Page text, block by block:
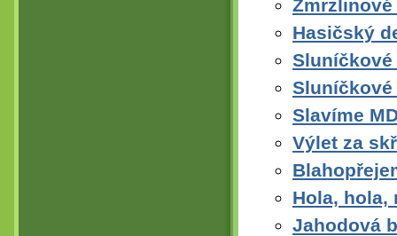
Hasičský
Slavíme
Výlet za
Hola, hola,
Jahodová